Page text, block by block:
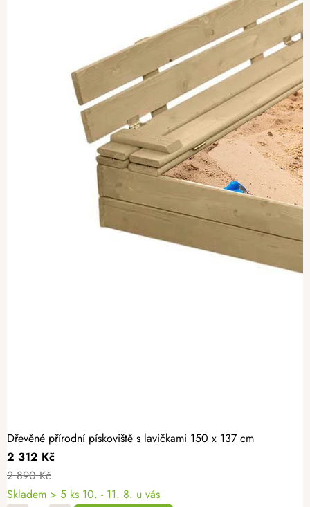
Dřevěné přírodní pískoviště s lavičkami 150 x 137 cm
2 312 Kč
2 890 Kč
Skladem > 5 ks 10. - 11. 8. u vás